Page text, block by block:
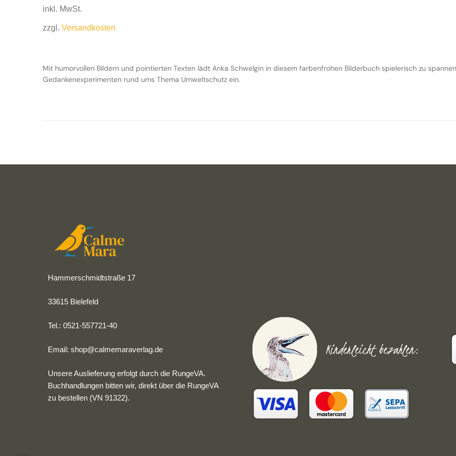
inkl. MwSt.
zzgl.Versandkosten
Mit humorvollen Bildern und pointierten Texten lädt Anka Schwelgin in diesem farbenfrohen Bilderbuch spielerisch zu
Gedankenexperimenten rund ums Thema Umweltschutz ein.
Hammerschmidtstraße 17
33615 Bielefeld
Tel.: 0521-557721-40
Email:shop@calmemaraverlag.de
Unsere Auslieferung erfolgt durch die RungeVA.
Buchhandlungen bitten wir, direkt über die RungeVA
zu bestellen (VN 91322).
Kinderleicht bezahlen: